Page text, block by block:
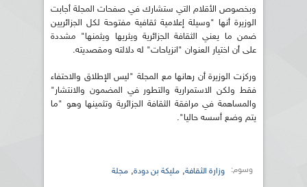
وبخصوص الأقلام التي ستشارك في صفحات المجلة أجابت
الوزيرة أنها "وسيلة إعلامية ثقافية مفتوحة لكل الجزائريين
ضمن ما يعني الثقافة الجزائرية ويثريها ويثمنها" مشددة
على أن اختيار العنوان "انزياحات" له دلالته ومقصديته.
وركزت الوزيرة أن رهانها مع المجلة "ليس الإطلاق والاحتفاء
فقط ولكن الاستمرارية والتطور في المضمون والانتشار"
والمساهمة في مرافقة الثقافة الجزائرية وتثمينها وهو "ما
يتم وضع أسسه حاليا".
وسوم: وزارة الثقافة, مليكة بن دودة, مجلة